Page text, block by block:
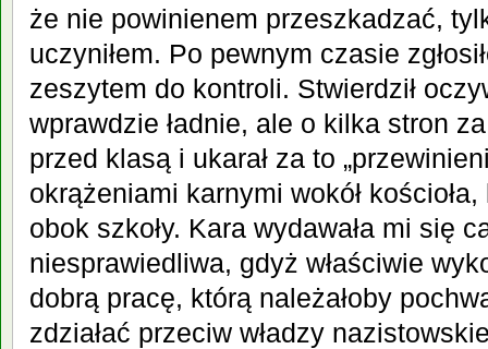
że nie powinienem przeszkadzać,
uczyniłem. Po pewnym czasie
zeszytem do kontroli. Stwierdził
wprawdzie ładnie, ale o kilka stron
przed klasą i ukarał za to
okrążeniami karnymi wokół
obok szkoły. Kara wydawała mi się
niesprawiedliwa, gdyż właściwie
dobrą pracę, którą należałoby
zdziałać przeciw władzy